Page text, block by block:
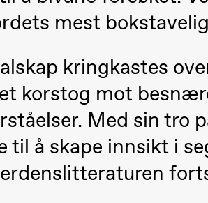
Store scene
Pia
Male
mest
kringkastes
korstog mot
Med sin tro
til å skape innsikt i